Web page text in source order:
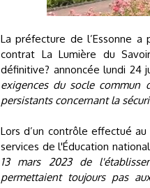
La préfecture de l’Essonne
contrat La Lumière du
définitive? annoncée lundi 24
exigences du socle commun
persistants concernant la
Lors d’un contrôle effectué
services de l'Éducation
13 mars 2023 de
permettaient toujours pas